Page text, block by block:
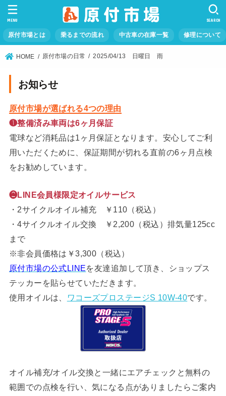
原付市場とは 乗るまでの流れ 中古車の在庫一覧 修理について
SEARCH
MENU
HOME 原付市場の日常 2025/04/13 日曜日 雨
お知らせ
原付市場が選ばれる4つの理由
❶整備済み車両は6ヶ月保証
電球など消耗品は1ヶ月保証となります。安心してご利
用いただくために、保証期間が切れる直前の6ヶ月点検
をお勧めしています。
❷LINE会員様限定オイルサービス
・2サイクルオイル補充 ￥110（税込）
・4サイクルオイル交換 ￥2,200（税込）排気量125cc
まで
※非会員価格は￥3,300（税込）
原付市場の公式LINEを友達追加して頂き、ショップス
テッカーを貼らせていただきます。
使用オイルは、
ワコーズプロステージS 10W-40です。
オイル補充/オイル交換と一緒にエアチェックと無料の
範囲での点検を行い、気になる点がありましたらご案内